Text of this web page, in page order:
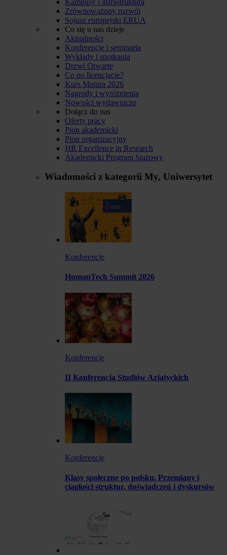
Zrównoważony rozwój
Sojusz europejski ERUA
Co się u nas dzieje
Aktualności
Konferencje i seminaria
Wykłady i spotkania
Drzwi Otwarte
Co po licencjacie?
Kurs Matura 2026
Nagrody i wyróżnienia
Nowości wydawnicze
Dołącz do nas
Oferty pracy
Pion akademicki
Pion organizacyjny
HR Excellence in Research
Akademicki Program Stażowy
Wiadomości z kategorii My, Uniwersytet
Konferencje
HumanTech Summit 2026
Konferencje
II Konferencja Studiów Azjatyckich
Konferencje
Klasy społeczne po polsku. Przemiany i
ciągłości struktur, doświadczeń i dyskursów